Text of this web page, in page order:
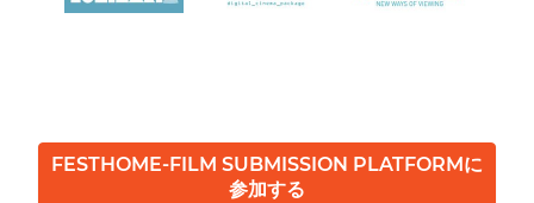
FESTHOME-FILM SUBMISSION PLATFORMに
参加する